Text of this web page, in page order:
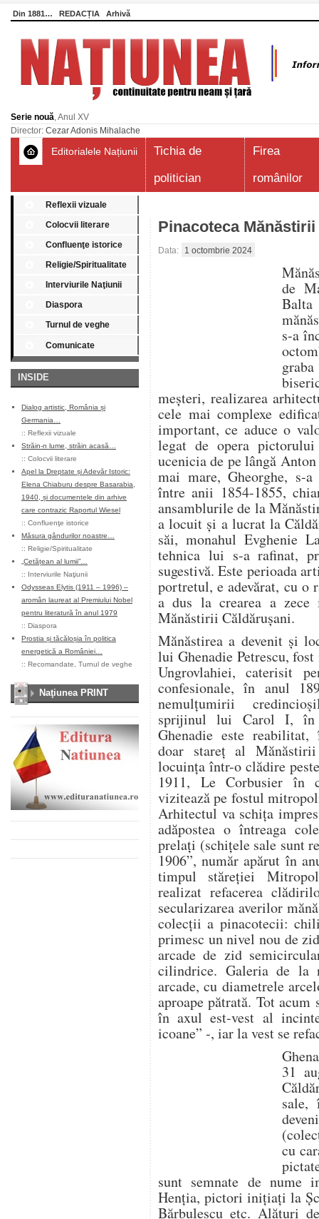
Din 1881… REDACȚIA Arhivă
Serie nouă, Anul XV
Director: Cezar Adonis Mihalache
Editorialele Națiunii
Tichia de
politician
Firea
românilor
Reflexii vizuale
Colocvii literare
Confluenţe istorice
Religie/Spiritualitate
Interviurile Naţiunii
Diaspora
Turnul de veghe
Comunicate
INSIDE
Dialog artistic, România și
Germania…
:: Reflexii vizuale
Străin-n lume, străin acasă…
:: Colocvii literare
Apel la Dreptate și Adevăr Istoric:
Elena Chiaburu despre Basarabia,
1940, și documentele din arhive
care contrazic Raportul Wiesel
:: Confluenţe istorice
Măsura gândurilor noastre…
:: Religie/Spiritualitate
„Cetățean al lumii”…
:: Interviurile Naţiunii
Odysseas Elytis (1911 – 1996) –
aromân laureat al Premiului Nobel
pentru literatură în anul 1979
:: Diaspora
Prostia și tăcăloșia în politica
energetică a României…
:: Recomandate Turnul de veghe
Naţiunea PRINT
Pinacoteca
Data: 1 octombrie 2024
de
Balta
s-a
meşteri, realizarea
cele mai complexe
important, ce aduce o
legat de opera
ucenicia de pe lângă
mai mare, Gheorghe, s-
între anii 1854-1855,
ansamblurile de la
a locuit şi a lucrat la
săi, monahul Evghenie
tehnica lui s-a rafinat,
sugestivă. Este perioada
portretul, e adevărat, cu o
a dus la crearea a zece
Mănăstirii Căldăruşani.
Mănăstirea a devenit și
lui Ghenadie Petrescu,
Ungrovlahiei, caterisit
confesionale, în anul
nemulţumirii
sprijinul lui Carol I, în
Ghenadie este reabilitat,
doar stareţ al
locuința într-o clădire
1911, Le Corbusier în
vizitează pe fostul
Arhitectul va schița
adăpostea o întreaga
prelați (schițele sale sunt
1906”, număr apărut în
timpul stăreţiei
realizat refacerea
secularizarea averilor
colecţii a pinacotecii:
primesc un nivel nou de
arcade de zid
cilindrice. Galeria de la
arcade, cu diametrele
aproape pătrată. Tot acum
în axul est-vest al
icoane” -, iar la vest se
31
sale,
cu
sunt semnate de nume
Henţia, pictori iniţiaţi la
Bărbulescu etc. Alături